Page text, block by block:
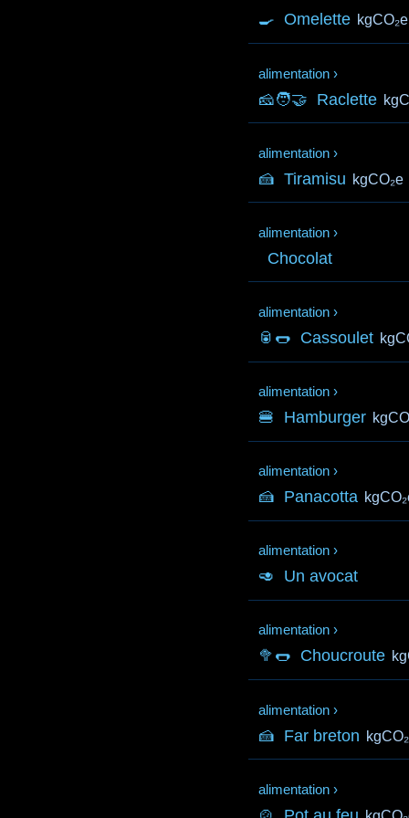
🍳 Omelette kgCO₂e
alimentation ›
🧀🧑‍🤝‍ Raclette
alimentation ›
🍰 Tiramisu kgCO₂e
alimentation ›
Chocolat
alimentation ›
🥫🌭 Cassoulet
alimentation ›
🍔 Hamburger
alimentation ›
🍰 Panacotta
alimentation ›
🥑 Un avocat
alimentation ›
🥦🌭 Choucroute
alimentation ›
🍰 Far breton
alimentation ›